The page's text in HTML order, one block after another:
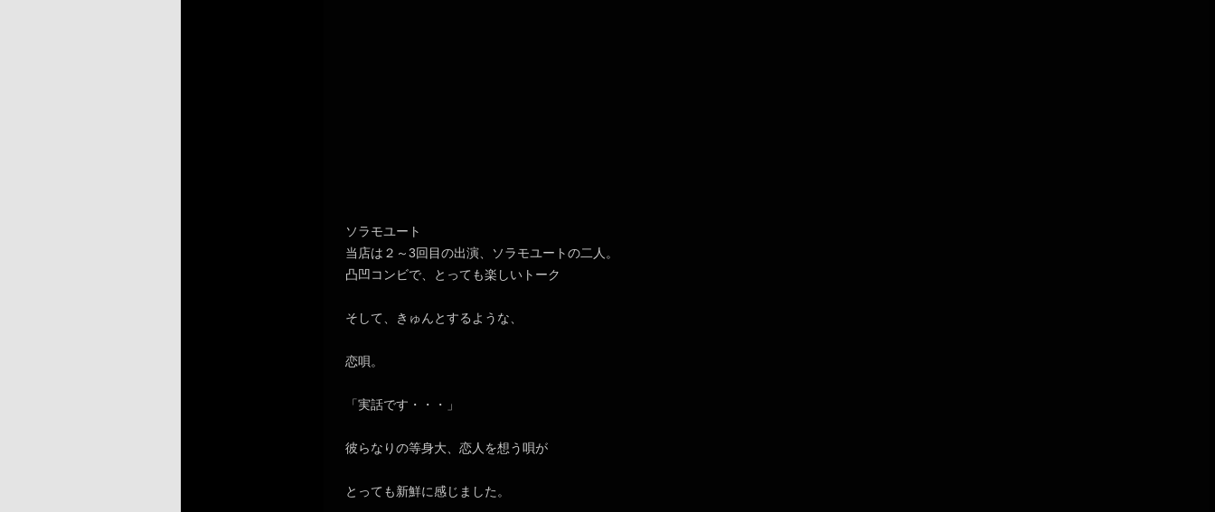
ソラモユート
当店は２～3回目の出演、ソラモユートの二人。
凸凹コンビで、とっても楽しいトーク
そして、きゅんとするような、
恋唄。
「実話です・・・」
彼らなりの等身大、恋人を想う唄が
とっても新鮮に感じました。